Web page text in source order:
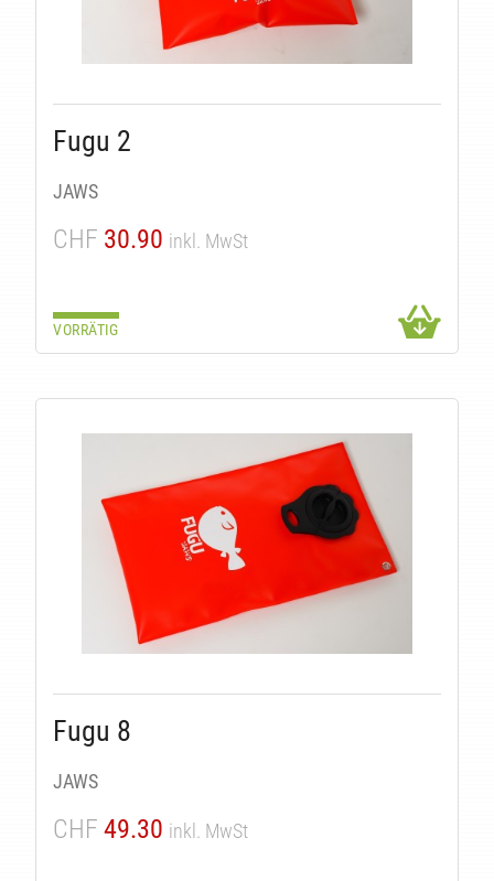
Fugu 2
JAWS
CHF 30.90 inkl. MwSt
VORRÄTIG
Fugu 8
JAWS
CHF 49.30 inkl. MwSt